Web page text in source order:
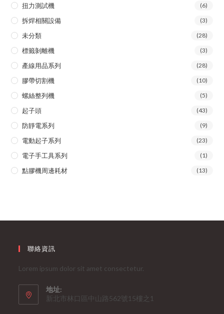
扭力測試機 (6)
拆焊相關設備 (3)
未分類 (28)
標籤剝離機 (3)
產線用品系列 (28)
膠帶切割機 (10)
螺絲整列機 (5)
起子頭 (43)
防靜電系列 (9)
電動起子系列 (23)
電子手工具系列 (1)
點膠機周邊耗材 (13)
聯絡資訊
Lorem ipsum dolor sit amet consectetur.
地址:
新北市林口區中山路562號15樓之1